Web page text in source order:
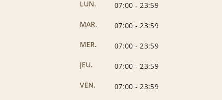
LUN. 07:00 - 23:59
MAR.
07:00 - 23:59
MER.
07:00 - 23:59
JEU.
07:00 - 23:59
VEN.
07:00 - 23:59